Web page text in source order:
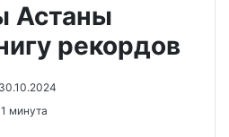
Астаны
рекордов
1 минута